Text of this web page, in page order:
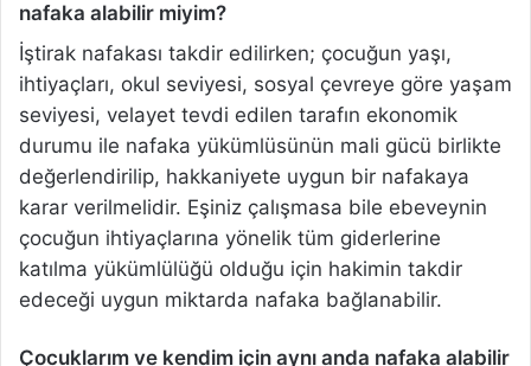
nafaka alabilir miyim?
İştirak nafakası takdir edilirken; çocuğun yaşı,
ihtiyaçları, okul seviyesi, sosyal çevreye göre yaşam
seviyesi, velayet tevdi edilen tarafın ekonomik
durumu ile nafaka yükümlüsünün mali gücü birlikte
değerlendirilip, hakkaniyete uygun bir nafakaya
karar verilmelidir. Eşiniz çalışmasa bile ebeveynin
çocuğun ihtiyaçlarına yönelik tüm giderlerine
katılma yükümlülüğü olduğu için hakimin takdir
edeceği uygun miktarda nafaka bağlanabilir.
Çocuklarım ve kendim için aynı anda nafaka alabilir